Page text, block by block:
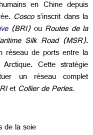
en Chine depuis
Coscos’inscrit dans la
(BRI)ou Routes de la
Silk Road (MSR).
réseau de ports entre la
Cette stratégie
un réseau complet
etCollier de Perles.